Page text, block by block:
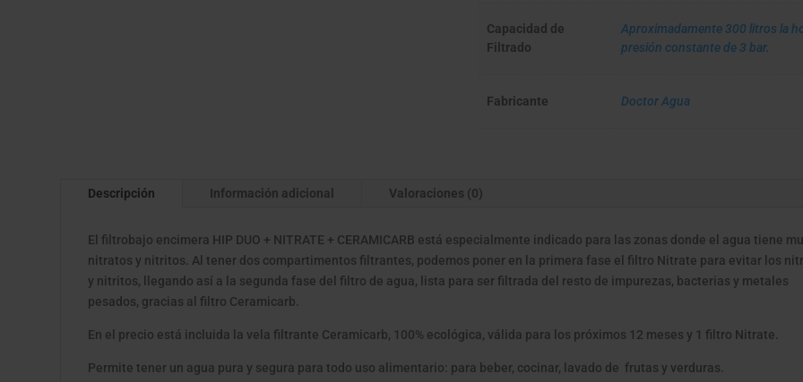
Capacidad de
Filtrado
Aproximadamente 300 litros la
presión constante de 3 bar.
Fabricante Doctor Agua
Descripción Información adicional Valoraciones (0)
El filtrobajo encimera HIP DUO + NITRATE + CERAMICARB está especialmente indicado para las zonas donde el agua tiene
nitratos y nitritos. Al tener dos compartimentos filtrantes, podemos poner en la primera fase el filtro Nitrate para evitar los
y nitritos, llegando así a la segunda fase del filtro de agua, lista para ser filtrada del resto de impurezas, bacterias y metales
pesados, gracias al filtro Ceramicarb.
En el precio está incluida la vela filtrante Ceramicarb, 100% ecológica, válida para los próximos 12 meses y 1 filtro Nitrate.
Permite tener un agua pura y segura para todo uso alimentario: para beber, cocinar, lavado de frutas y verduras.